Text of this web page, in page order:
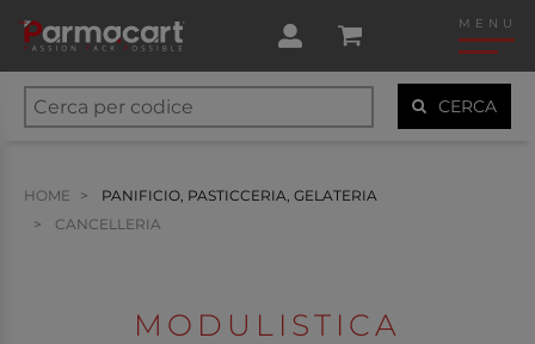
MENU
CERCA
HOME
PANIFICIO, PASTICCERIA, GELATERIA
CANCELLERIA
MODULISTICA